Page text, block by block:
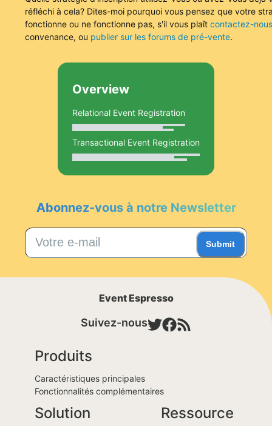
réfléchi à cela? Dites-moi pourquoi vous pensez que votre
fonctionne ou ne fonctionne pas, s'il vous plaît contactez-nous
convenance, ou publier sur les forums de pré-vente.
Overview
Relational Event Registration
Transactional Event Registration
Abonnez-vous à notre Newsletter
Submit
Event Espresso
Suivez-nous
Produits
Caractéristiques principales
Fonctionnalités complémentaires
Solution Ressource